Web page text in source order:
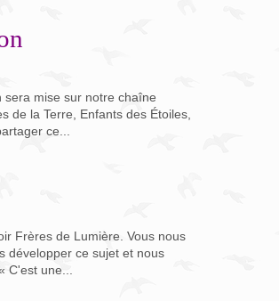
sera mise sur notre chaîne
de la Terre, Enfants des Étoiles,
ce...
Frères de Lumière. Vous nous
développer ce sujet et nous
une...